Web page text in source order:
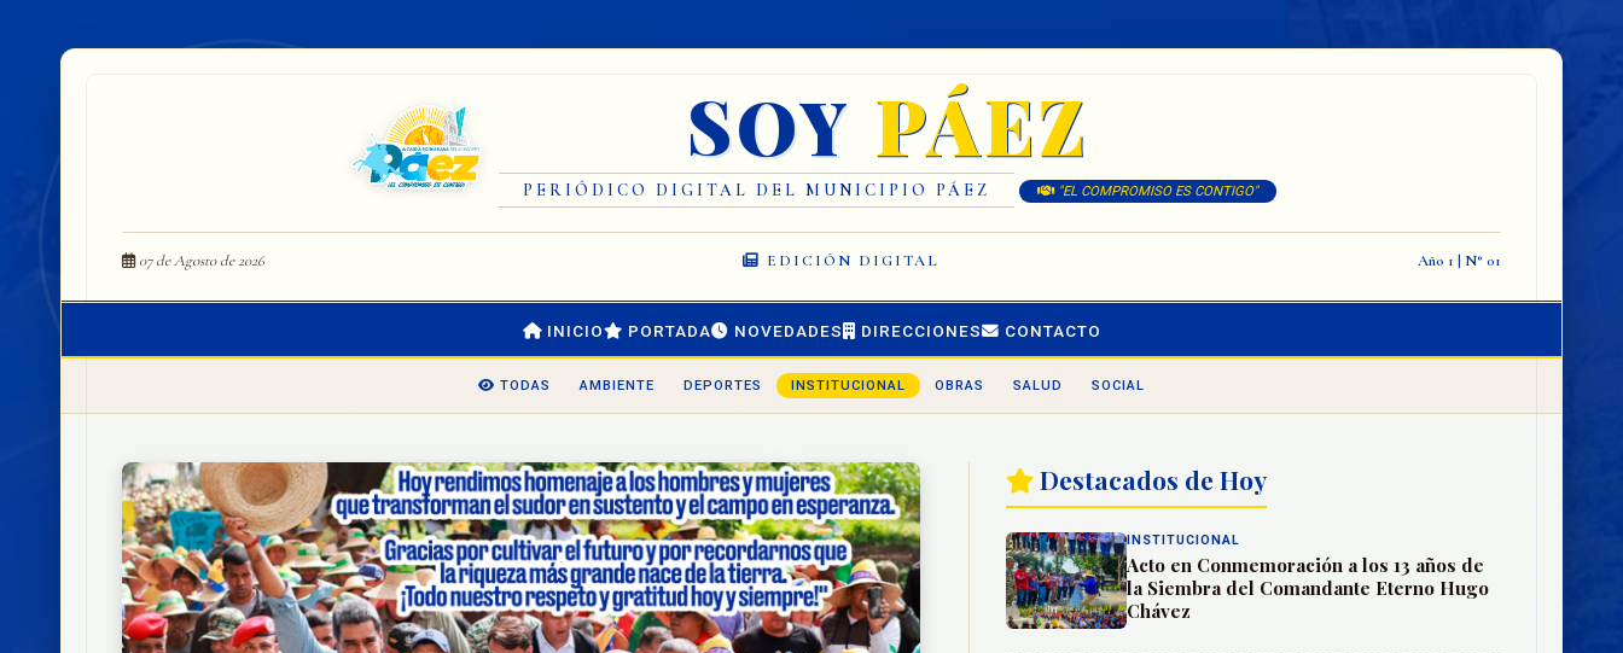
SOY PÁEZ
PERIÓDICO DIGITAL DEL MUNICIPIO PÁEZ "EL COMPROMISO ES CONTIGO"
07 de Agosto de 2026 EDICIÓN DIGITAL Año 1 | N° 01
INICIO PORTADA NOVEDADES DIRECCIONES CONTACTO
TODAS AMBIENTE DEPORTES INSTITUCIONAL OBRAS SALUD SOCIAL
Destacados de Hoy
INSTITUCIONAL
Acto en Conmemoración a los 13 años de
la Siembra del Comandante Eterno Hugo
Chávez